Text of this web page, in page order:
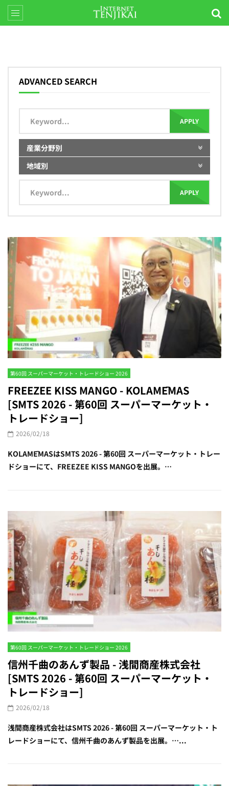
ADVANCED SEARCH
APPLY
産業分野別
地域別
APPLY
第60回 スーパーマーケット・トレードショー 2026
FREEZEE KISS MANGO - KOLAMĒMAS
[SMTS 2026 - 第60回 スーパーマーケット・
トレードショー]
2026/02/18
KOLAMĒMASはSMTS 2026 - 第60回 スーパーマーケット・トレー
ドショーにて、FREEZEE KISS MANGOを出展。…
第60回 スーパーマーケット・トレードショー 2026
信州千曲のあんず製品 - 浅間商産株式会社
[SMTS 2026 - 第60回 スーパーマーケット・
トレードショー]
2026/02/18
浅間商産株式会社はSMTS 2026 - 第60回 スーパーマーケット・ト
レードショーにて、信州千曲のあんず製品を出展。…...